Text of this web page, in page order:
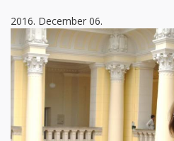
2016. December 06.